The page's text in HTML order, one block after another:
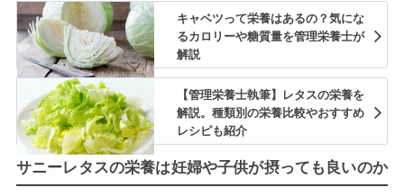
キャベツって栄養はあるの？気にな
るカロリーや糖質量を管理栄養士が
解説
【管理栄養士執筆】レタスの栄養を
解説。種類別の栄養比較やおすすめ
レシピも紹介
サニーレタスの栄養は妊婦や子供が摂っても良いのか